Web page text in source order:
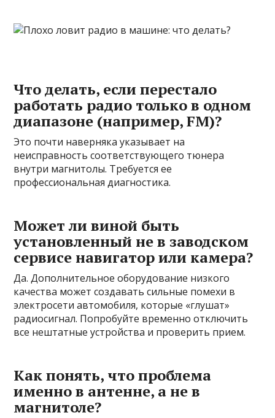
Что делать, если перестало
работать радио только в одном
диапазоне (например, FM)?
Это почти наверняка указывает на
неисправность соответствующего тюнера
внутри магнитолы. Требуется ее
профессиональная диагностика.
Может ли виной быть
установленный не в заводском
сервисе навигатор или камера?
Да. Дополнительное оборудование низкого
качества может создавать сильные помехи в
электросети автомобиля, которые «глушат»
радиосигнал. Попробуйте временно отключить
все нештатные устройства и проверить прием.
Как понять, что проблема
именно в антенне, а не в
магнитоле?